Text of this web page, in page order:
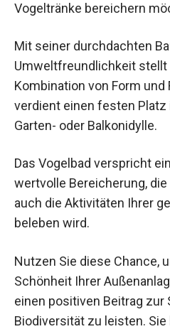
Vogeltränke bereichern
Mit seiner durchdachten
Umweltfreundlichkeit stellt
Kombination von Form und
verdient einen festen
Garten- oder Balkonidylle.
Das Vogelbad verspricht
wertvolle Bereicherung,
auch die Aktivitäten Ihrer
beleben wird.
Nutzen Sie diese Chance,
Schönheit Ihrer
einen positiven Beitrag zur
Biodiversität zu leisten.